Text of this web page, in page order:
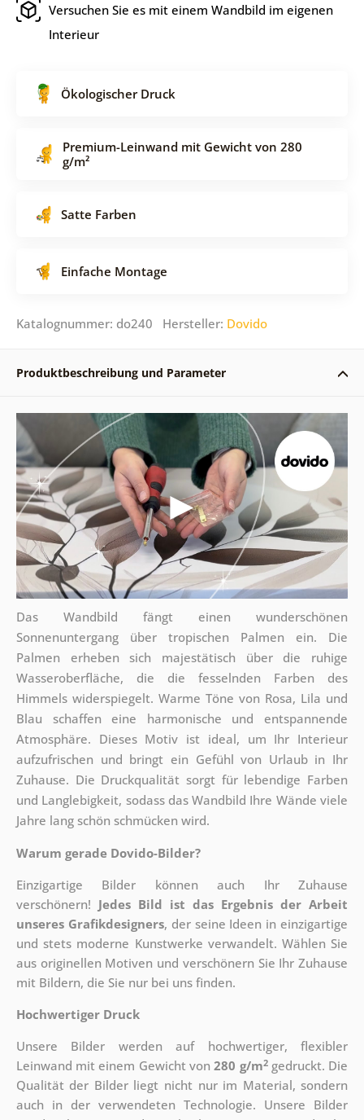
Versuchen Sie es mit einem Wandbild im eigenen
Interieur
Ökologischer Druck
Premium-Leinwand mit Gewicht von 280
g/m²
Satte Farben
Einfache Montage
Katalognummer: do240 Hersteller: Dovido
Produktbeschreibung und Parameter
Das Wandbild fängt einen wunderschönen
Sonnenuntergang über tropischen Palmen ein. Die
Palmen erheben sich majestätisch über die ruhige
Wasseroberfläche, die die fesselnden Farben des
Himmels widerspiegelt. Warme Töne von Rosa, Lila und
Blau schaffen eine harmonische und entspannende
Atmosphäre. Dieses Motiv ist ideal, um Ihr Interieur
aufzufrischen und bringt ein Gefühl von Urlaub in Ihr
Zuhause. Die Druckqualität sorgt für lebendige Farben
und Langlebigkeit, sodass das Wandbild Ihre Wände viele
Jahre lang schön schmücken wird.
Warum gerade Dovido-Bilder?
Einzigartige Bilder können auch Ihr Zuhause
verschönern! Jedes Bild ist das Ergebnis der Arbeit
unseres Grafikdesigners, der seine Ideen in einzigartige
und stets moderne Kunstwerke verwandelt. Wählen Sie
aus originellen Motiven und verschönern Sie Ihr Zuhause
mit Bildern, die Sie nur bei uns finden.
Hochwertiger Druck
Unsere Bilder werden auf hochwertiger, flexibler
Leinwand mit einem Gewicht von280 g/m2gedruckt. Die
Qualität der Bilder liegt nicht nur im Material, sondern
auch in der verwendeten Technologie. Unsere Bilder